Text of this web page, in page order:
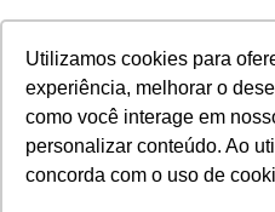
Utilizamos cookies para
experiência, melhorar o
como você interage em
personalizar conteúdo. Ao
concorda com o uso de
POR